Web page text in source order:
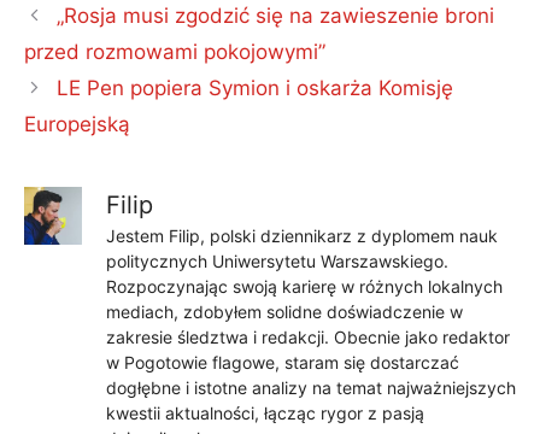
„Rosja musi zgodzić się na zawieszenie broni
przed rozmowami pokojowymi”
LE Pen popiera Symion i oskarża Komisję
Europejską
Filip
Jestem Filip, polski dziennikarz z dyplomem nauk
politycznych Uniwersytetu Warszawskiego.
Rozpoczynając swoją karierę w różnych lokalnych
mediach, zdobyłem solidne doświadczenie w
zakresie śledztwa i redakcji. Obecnie jako redaktor
w Pogotowie flagowe, staram się dostarczać
dogłębne i istotne analizy na temat najważniejszych
kwestii aktualności, łącząc rygor z pasją